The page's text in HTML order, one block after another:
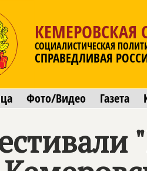
КЕМЕРОВСКАЯ
СОЦИАЛИСТИЧЕСКАЯ
СПРАВЕДЛИВАЯ
Фото/Видео Газета